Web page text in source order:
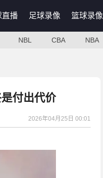
直播 足球录像 篮球录像
NBL CBA NBA
付出代价
2026年04月25日 00:01